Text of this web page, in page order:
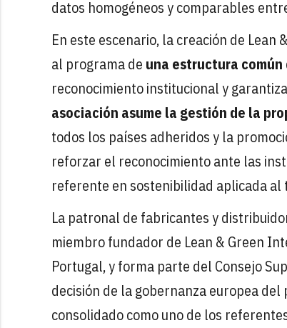
datos homogéneos y comparables
En este escenario, la creación de
al programa de una estructura común
reconocimiento institucional y
asociación asume la gestión de la
todos los países adheridos y la
reforzar el reconocimiento ante las
referente en sostenibilidad aplicada
La patronal de fabricantes y
miembro fundador de Lean & Green
Portugal, y forma parte del Consejo
decisión de la gobernanza europea del
consolidado como uno de los